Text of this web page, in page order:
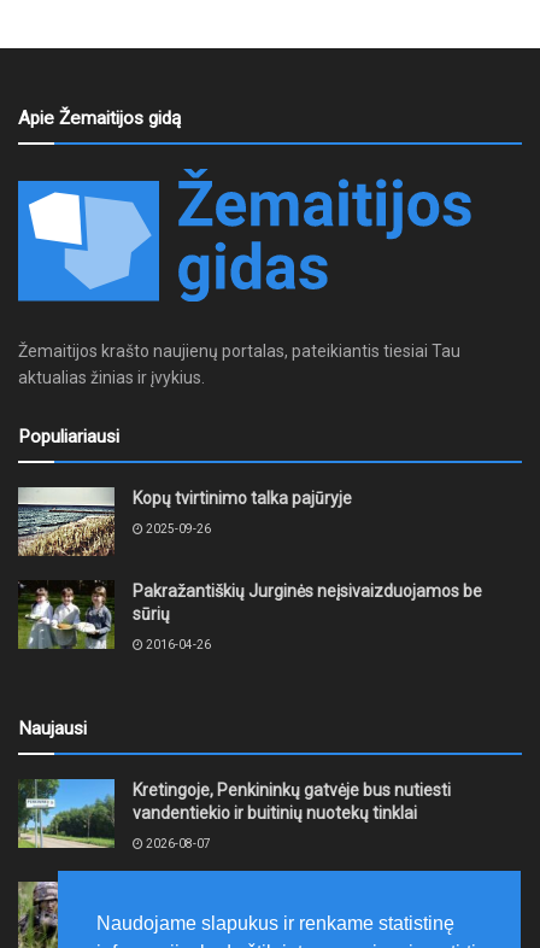
Apie Žemaitijos gidą
Žemaitijos krašto naujienų portalas, pateikiantis tiesiai Tau
aktualias žinias ir įvykius.
Populiariausi
Kopų tvirtinimo talka pajūryje
2025-09-26
Pakražantiškių Jurginės neįsivaizduojamos be
sūrių
2016-04-26
Naujausi
Kretingoje, Penkininkų gatvėje bus nutiesti
vandentiekio ir buitinių nuotekų tinklai
2026-08-07
rinktinė vykdys karines pratybas
Naudojame slapukus ir renkame statistinę